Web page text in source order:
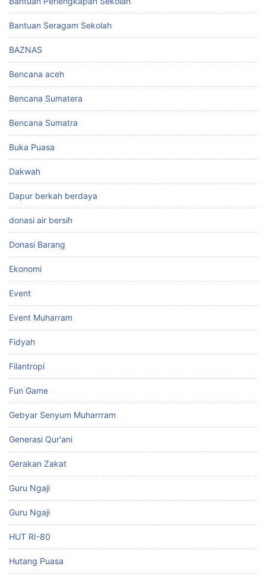
Bantuan Seragam Sekolah
BAZNAS
Bencana aceh
Bencana Sumatera
Bencana Sumatra
Buka Puasa
Dakwah
Dapur berkah berdaya
donasi air bersih
Donasi Barang
Ekonomi
Event
Event Muharram
Fidyah
Filantropi
Fun Game
Gebyar Senyum Muharrram
Generasi Qur'ani
Gerakan Zakat
Guru Ngaji
Guru Ngaji
HUT RI-80
Hutang Puasa